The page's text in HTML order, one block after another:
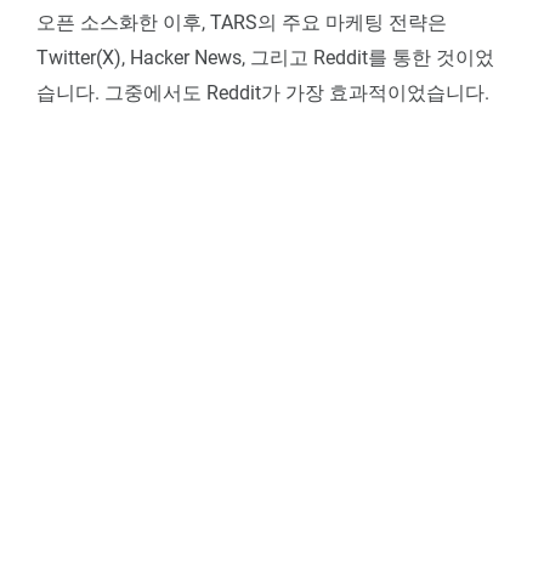
오픈 소스화한 이후, TARS의 주요 마케팅 전략은
Twitter(X), Hacker News, 그리고 Reddit를 통한 것이었
습니다. 그중에서도 Reddit가 가장 효과적이었습니다.